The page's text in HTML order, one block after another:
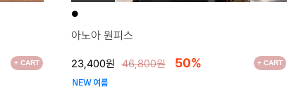
+ CART
●
아노아 원피스
23,400원 46,800원 50% + CART